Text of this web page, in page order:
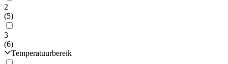
2
(5)
3
(6)
Temperatuurbereik